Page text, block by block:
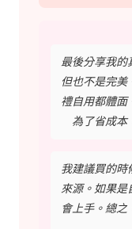
最後分享我的
但也不是完美
禮自用都體面
為了省成本
我建議買的時
來源。如果是
會上手。總